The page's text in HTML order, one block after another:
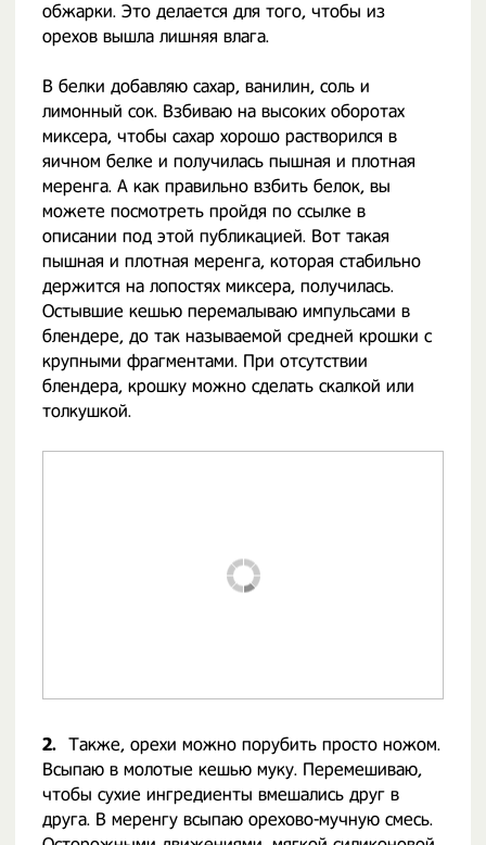
обжарки. Это делается для того, чтобы из
орехов вышла лишняя влага.
В белки добавляю сахар, ванилин, соль и
лимонный сок. Взбиваю на высоких оборотах
миксера, чтобы сахар хорошо растворился в
яичном белке и получилась пышная и плотная
меренга. А как правильно взбить белок, вы
можете посмотреть пройдя по ссылке в
описании под этой публикацией. Вот такая
пышная и плотная меренга, которая стабильно
держится на лопостях миксера, получилась.
Остывшие кешью перемалываю импульсами в
блендере, до так называемой средней крошки с
крупными фрагментами. При отсутствии
блендера, крошку можно сделать скалкой или
толкушкой.
2. Также, орехи можно порубить просто ножом.
Всыпаю в молотые кешью муку. Перемешиваю,
чтобы сухие ингредиенты вмешались друг в
друга. В меренгу всыпаю орехово-мучную смесь.